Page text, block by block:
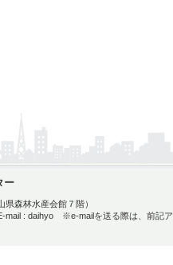
ー
森林水産会館７階）
mail : daihyo ※e-mailを送る際は、前記ア